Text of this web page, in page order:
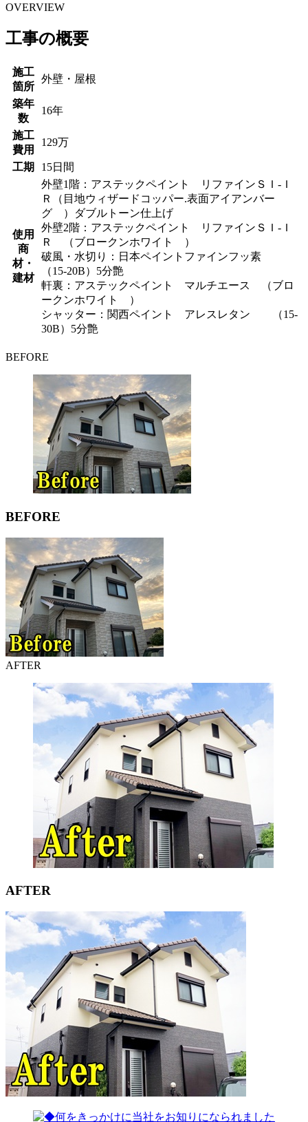
OVERVIEW
工事の概要
施工
箇所
外壁・屋根
築年
数
16年
施工
費用
129万
工期 15日間
使用
商
材・
建材
外壁1階：アステックペイント リファインＳＩ-Ｉ
Ｒ（目地ウィザードコッパー.表面アイアンバー
グ ）ダブルトーン仕上げ
外壁2階：アステックペイント リファインＳＩ-Ｉ
Ｒ （ブロークンホワイト ）
破風・水切り：日本ペイントファインフッ素
（15-20B）5分艶
軒裏：アステックペイント マルチエース （ブロ
ークンホワイト ）
シャッター：関西ペイント アレスレタン （15-
30B）5分艶
BEFORE
BEFORE
AFTER
AFTER